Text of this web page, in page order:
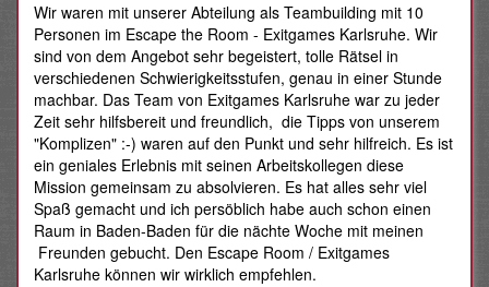
Wir waren mit unserer Abteilung als Teambuilding mit 10
Personen im Escape the Room - Exitgames Karlsruhe. Wir
sind von dem Angebot sehr begeistert, tolle Rätsel in
verschiedenen Schwierigkeitsstufen, genau in einer Stunde
machbar. Das Team von Exitgames Karlsruhe war zu jeder
Zeit sehr hilfsbereit und freundlich, die Tipps von unserem
"Komplizen" :-) waren auf den Punkt und sehr hilfreich. Es ist
ein geniales Erlebnis mit seinen Arbeitskollegen diese
Mission gemeinsam zu absolvieren. Es hat alles sehr viel
Spaß gemacht und ich persöblich habe auch schon einen
Raum in Baden-Baden für die nächte Woche mit meinen
Freunden gebucht. Den Escape Room / Exitgames
Karlsruhe können wir wirklich empfehlen.